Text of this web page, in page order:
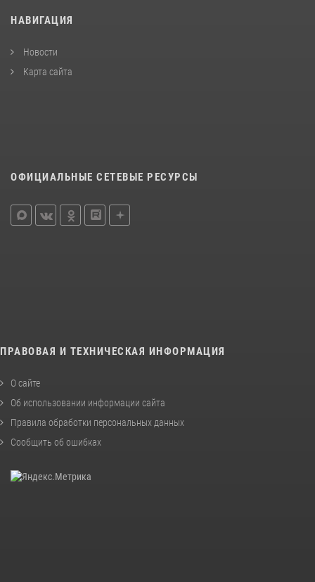
НАВИГАЦИЯ
Новости
Карта сайта
ОФИЦИАЛЬНЫЕ СЕТЕВЫЕ РЕСУРСЫ
ПРАВОВАЯ И ТЕХНИЧЕСКАЯ ИНФОРМАЦИЯ
О сайте
Об использовании информации сайта
Правила обработки персональных данных
Сообщить об ошибках